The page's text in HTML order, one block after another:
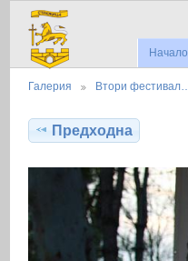
Начало
Галерия Втори фестивал…
Предходна